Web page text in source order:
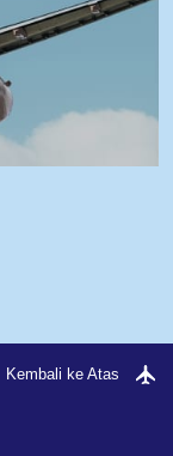
Kembali ke Atas